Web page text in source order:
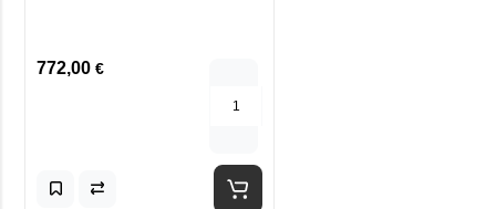
772,00 €